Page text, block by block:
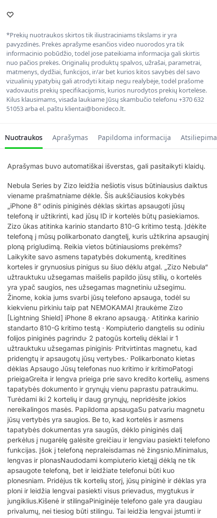
*Prekių nuotraukos skirtos tik iliustraciniams tikslams ir yra
pavyzdinės. Prekės aprašyme esančios video nuorodos yra tik
informacinio pobūdžio, todėl jose pateikiama informacija gali skirtis
nuo pačios prekės. Originalių produktų spalvos, užrašai, parametrai,
matmenys, dydžiai, funkcijos, ir/ar bet kurios kitos savybės dėl savo
vizualinių ypatybių gali atrodyti kitaip negu realybėje, todėl prašome
vadovautis prekių specifikacijomis, kurios nurodytos prekių kortelėse.
Kilus klausimams, visada laukiame Jūsų skambučio telefonu +370 632
51053 arba el. paštu klientai@bonideco.lt.
Nuotraukos Aprašymas Papildoma informacija
Aprašymas buvo automatiškai išverstas, gali pasitaikyti klaidų.
Nebula Series by Zizo leidžia nešiotis visus būtiniausius daiktus
viename prašmatniame dėkle. Šis aukščiausios kokybės
„iPhone 8“ odinis piniginės dėklas skirtas apsaugoti jūsų
telefoną ir užtikrinti, kad jūsų ID ir kortelės būtų pasiekiamos.
Zizo ūkas atitinka karinio standarto 810-G kritimo testą. Įdėkite
telefoną į mūsų polikarbonato dangtelį, kuris užtikrina apsauginį
ploną prigludimą. Reikia vietos būtiniausioms prekėms?
Laikykite savo asmens tapatybės dokumentą, kreditines
korteles ir grynuosius pinigus su šiuo dėklu atgal. „Zizo Nebula“
užtrauktuku užsegamas maišelis papildo jūsų stilių, o kortelės
yra ypač saugios, nes užsegamas magnetiniu užsegimu.
Žinome, kokia jums svarbi jūsų telefono apsauga, todėl su
kiekvienu pirkiniu taip pat NEMOKAMAI įtraukėme Zizo
[Lightning Shield] iPhone 8 ekrano apsaugą.· Atitinka karinio
standarto 810-G kritimo testą · Kompiuterio dangtelis su odiniu
folijos piniginės pagrindu· 2 patogūs kortelių dėklai ir 1
užtrauktuku užsegamas piniginis· Pritvirtintas magnetu, kad
pridengtų ir apsaugotų jūsų vertybes.· Polikarbonato kietas
dėklas Apsaugo Jūsų telefonas nuo kritimo ir kritimoPatogi
prieigaGreita ir lengva prieiga prie savo kredito kortelių, asmens
tapatybės dokumento ir grynųjų vienu paprastu patraukimu.
Turėdami iki 2 kortelių ir daug grynųjų, nepridėsite jokios
nereikalingos masės. Papildoma apsaugaSu patvariu magnetu
jūsų vertybės yra saugios. Be to, kad kortelės ir asmens
tapatybės dokumentas yra saugūs, dėklo piniginės dalį
perkėlus į nugarėlę galėsite greičiau ir lengviau pasiekti telefono
funkcijas. Įšok į telefoną nepraleisdamas nė žingsnio.Minimalus,
lengvas ir plonasNaudodami kompiuterio kietąjį dėklą ne tik
apsaugote telefoną, bet ir leidžiate telefonui būti kuo
plonesniam. Pridėjus tik kortelių storį, jūsų piniginė ir dėklas yra
ploni ir leidžia lengvai pasiekti visus prievadus, mygtukus ir
jungiklius.Kišenė ir stilingaPiniginėje telefono gale yra daugiau
privalumų, nei tiesiog būti stilingu. Tai leidžia lengvai įstumti ir